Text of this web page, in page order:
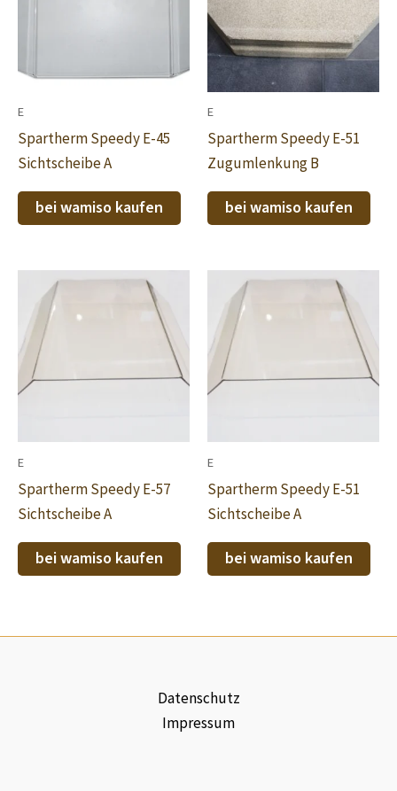
E
Spartherm Speedy E-45
Sichtscheibe A
bei wamiso kaufen
E
Spartherm Speedy E-51
Zugumlenkung B
bei wamiso kaufen
E
Spartherm Speedy E-57
Sichtscheibe A
bei wamiso kaufen
E
Spartherm Speedy E-51
Sichtscheibe A
bei wamiso kaufen
Datenschutz
Impressum